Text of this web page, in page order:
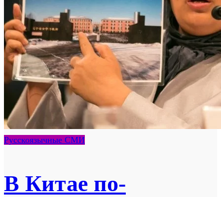
Русскоязычные СМИ
В Китае по-